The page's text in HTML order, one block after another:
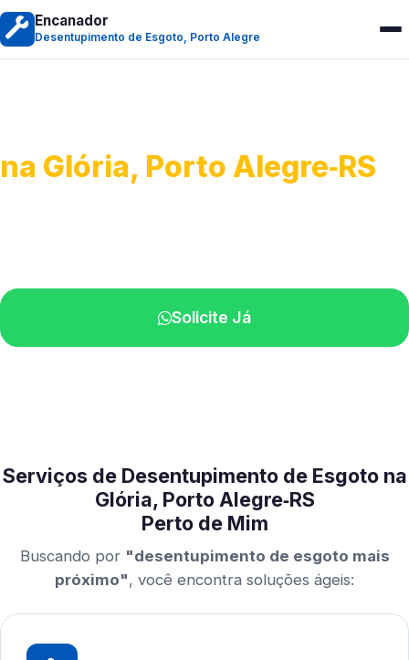
Encanador
Desentupimento de Esgoto, Porto Alegre
na Glória, Porto Alegre‑RS
Solicite Já
Serviços de Desentupimento de Esgoto na
Glória, Porto Alegre‑RS
Perto de Mim
Buscando por "desentupimento de esgoto mais
próximo", você encontra soluções ágeis: